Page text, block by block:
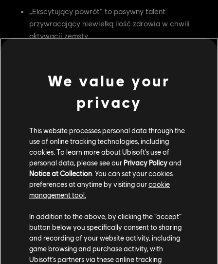
„Ekscytujący powrót” to pasywny talent
przywracający niewielką ilość zdrowia w chwili
aktywacji zemsty.
„Gęsta krew” strażnika wpływał negatywnie na
efektywność rozjemczyni oraz nobushi, jako że całkowicie
niwelował efekty ich krwawień. Zmieniając całkowicie ten
bezproblemowego anulowania krwawień, jak i negatywne
uczucia wiążące się z aktywacją go i brakiem możliwości
wykorzystania jego możliwości, jeśli nie natrafiono na
żadne używające krwawień postacie. Wprowadzany
zamiast tego „Ekscytujący powrót” nadal zapewnia
pasywne przedłużenie życia, ale jest przy tym o wiele
bardziej przydatny.
Kuźnia
We value your
privacy
This website processes personal data through the
use of online tracking technologies, including
cookies. To learn more about Ubisoft's use of
personal data, please see our Privacy Policyand
Notice at Collection. You can set your cookies
preferences at anytime by visiting ourcookie
management tool.
In addition to the above, by clicking the “accept”
button below you specifically consent to sharing
and recording of your website activity, including
game browsing and purchase activity, with
Ubisoft’s partners via these online tracking